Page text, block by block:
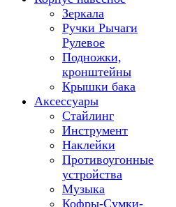
Зеркала
Ручки Рычаги
Рулевое
Подножки,
кронштейны
Крышки бака
Аксессуары
Стайлинг
Инструмент
Наклейки
Противоугонные
устройства
Музыка
Кофры-Сумки-